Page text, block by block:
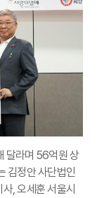
달라며 56억원 상
김정안 사단법인
, 오세훈 서울시